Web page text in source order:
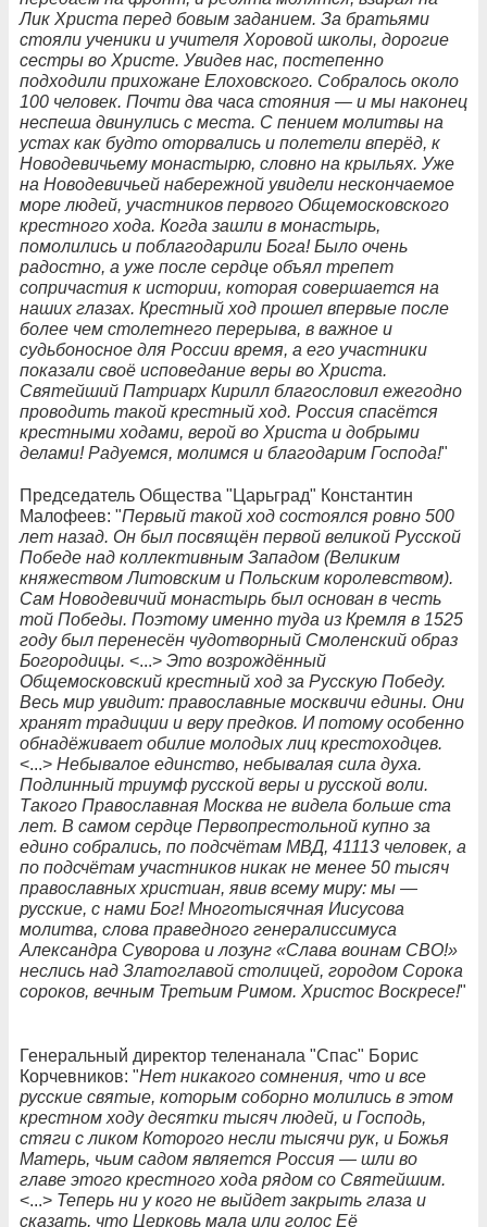
Лик Христа перед бовым заданием. За братьями
стояли ученики и учителя Хоровой школы, дорогие
сестры во Христе. Увидев нас, постепенно
подходили прихожане Елоховского. Собралось около
100 человек. Почти два часа стояния — и мы наконец
неспеша двинулись с места. С пением молитвы на
устах как будто оторвались и полетели вперёд, к
Новодевичьему монастырю, словно на крыльях. Уже
на Новодевичьей набережной увидели нескончаемое
море людей, участников первого Общемосковского
крестного хода. Когда зашли в монастырь,
помолились и поблагодарили Бога! Было очень
радостно, а уже после сердце объял трепет
сопричастия к истории, которая совершается на
наших глазах. Крестный ход прошел впервые после
более чем столетнего перерыва, в важное и
судьбоносное для России время, а его участники
показали своё исповедание веры во Христа.
Святейший Патриарх Кирилл благословил ежегодно
проводить такой крестный ход. Россия спасётся
крестными ходами, верой во Христа и добрыми
делами! Радуемся, молимся и благодарим Господа!"
Председатель Общества "Царьград" Константин
Малофеев: "Первый такой ход состоялся ровно 500
лет назад. Он был посвящён первой великой Русской
Победе над коллективным Западом (Великим
княжеством Литовским и Польским королевством).
Сам Новодевичий монастырь был основан в честь
той Победы. Поэтому именно туда из Кремля в 1525
году был перенесён чудотворный Смоленский образ
Богородицы. <...> Это возрождённый
Общемосковский крестный ход за Русскую Победу.
Весь мир увидит: православные москвичи едины. Они
хранят традиции и веру предков. И потому особенно
обнадёживает обилие молодых лиц крестоходцев.
<...> Небывалое единство, небывалая сила духа.
Подлинный триумф русской веры и русской воли.
Такого Православная Москва не видела больше ста
лет. В самом сердце Первопрестольной купно за
едино собрались, по подсчётам МВД, 41113 человек, а
по подсчётам участников никак не менее 50 тысяч
православных христиан, явив всему миру: мы —
русские, с нами Бог! Многотысячная Иисусова
молитва, слова праведного генералиссимуса
Александра Суворова и лозунг «Слава воинам СВО!»
неслись над Златоглавой столицей, городом Сорока
сороков, вечным Третьим Римом. Христос Воскресе!"
Генеральный директор теленанала "Спас" Борис
Корчевников: "Нет никакого сомнения, что и все
русские святые, которым соборно молились в этом
крестном ходу десятки тысяч людей, и Господь,
стяги с ликом Которого несли тысячи рук, и Божья
Матерь, чьим садом является Россия — шли во
главе этого крестного хода рядом со Святейшим.
<...> Теперь ни у кого не выйдет закрыть глаза и
сказать, что Церковь мала или голос Её